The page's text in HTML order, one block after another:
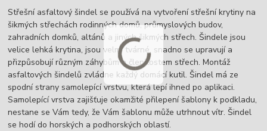
Střešní asfaltový šindel se používá na vytvoření střešní krytiny na
šikmých střechách rodinných domů, průmyslových budov,
zahradních domků, altánů a jiných šikmých střech. Šindele jsou
velice lehká krytina, jsou velmi tvárné, snadno se upravují a
přizpůsobují různým záhybům a členitostem střech. Montáž
asfaltových šindelů zvládne každý domácí kutil. Šindel má ze
spodní strany samolepící vrstvu, která lepí ihned po aplikaci.
Samolepící vrstva zajišťuje okamžité přilepení šablony k podkladu,
nestane se Vám tedy, že Vám šablonu může utrhnout vítr. Šindel
se hodí do horských a podhorských oblastí.